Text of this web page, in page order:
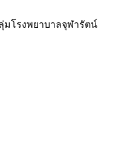
มโรงพยาบาลจุฬารัตน์